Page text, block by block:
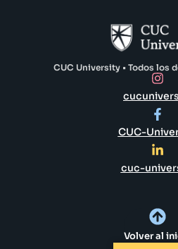
CUC University • Todos los
CUC-
cuc-
Volver al